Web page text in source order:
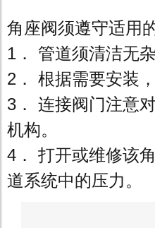
角座阀须遵守适用
1． 管道须清洁无杂
2． 根据需要安装
3． 连接阀门注意
机构。
4． 打开或维修该
道系统中的压力。